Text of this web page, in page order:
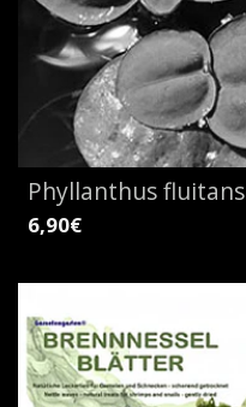
Phyllanthus fluitans
6,90€